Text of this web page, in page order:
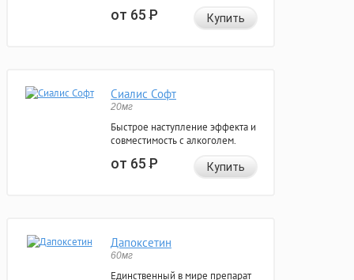
от 65Р Купить
Сиалис Софт
20мг
Быстрое наступление эффекта и
совместимость с алкоголем.
от 65Р Купить
Дапоксетин
60мг
Единственный в мире препарат